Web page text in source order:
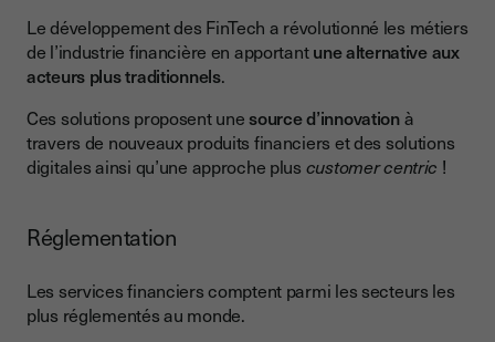
Le développement des FinTech a révolutionné les métiers
de l’industrie financière en apportantune alternative aux
acteurs plus traditionnels.
Ces solutions proposent unesource d’innovationà
travers de nouveaux produits financiers et des solutions
digitales ainsi qu’une approche plus customer centric !
Réglementation
Les services financiers comptent parmi les secteurs les
plus réglementés au monde.